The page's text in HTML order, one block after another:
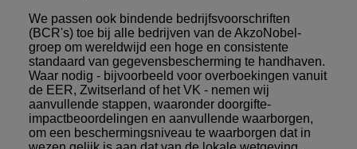
We passen ook bindende bedrijfsvoorschriften
(BCR's) toe bij alle bedrijven van de AkzoNobel-
groep om wereldwijd een hoge en consistente
standaard van gegevensbescherming te handhaven.
Waar nodig - bijvoorbeeld voor overboekingen vanuit
de EER, Zwitserland of het VK - nemen wij
aanvullende stappen, waaronder doorgifte-
impactbeoordelingen en aanvullende waarborgen,
om een beschermingsniveau te waarborgen dat in